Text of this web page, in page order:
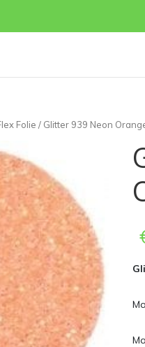
Folie / Glitter 939 Neon